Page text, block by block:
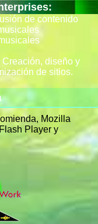
de contenido
diseño y
de sitios.
Mozilla
Player y